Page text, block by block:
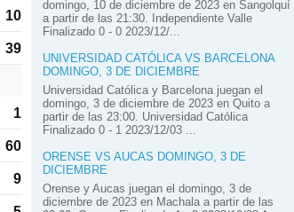
10
39
1
60
9
domingo, 10 de diciembre de 2023 en Sangolquí
a partir de las 21:30. Independiente Valle
Finalizado 0 - 0 2023/12/...
UNIVERSIDAD CATÓLICA VS BARCELONA
DOMINGO, 3 DE DICIEMBRE
Universidad Católica y Barcelona juegan el
domingo, 3 de diciembre de 2023 en Quito a
partir de las 23:00. Universidad Católica
Finalizado 0 - 1 2023/12/03 ...
ORENSE VS AUCAS DOMINGO, 3 DE
DICIEMBRE
Orense y Aucas juegan el domingo, 3 de
diciembre de 2023 en Machala a partir de las